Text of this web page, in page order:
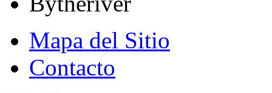
Mapa del Sitio
Contacto